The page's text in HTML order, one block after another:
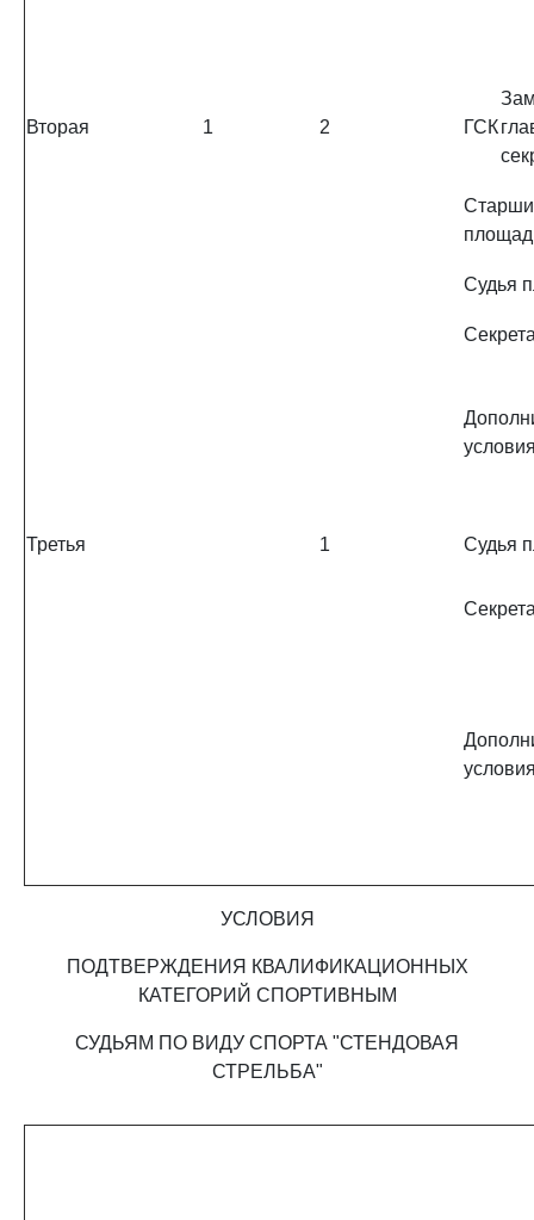
Вторая 1 2 ГСК
Судья
Третья 1 Судья
УСЛОВИЯ
ПОДТВЕРЖДЕНИЯ КВАЛИФИКАЦИОННЫХ
КАТЕГОРИЙ СПОРТИВНЫМ
СУДЬЯМ ПО ВИДУ СПОРТА "СТЕНДОВАЯ
СТРЕЛЬБА"